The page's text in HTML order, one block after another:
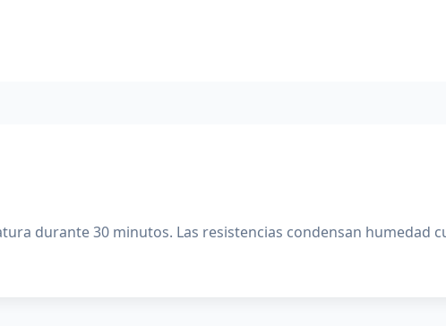
durante 30 minutos. Las resistencias condensan humedad